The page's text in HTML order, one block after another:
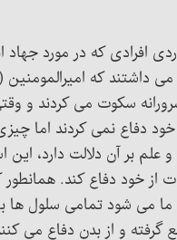
افرادی که در مورد جهاد
می داشتند که
سکوت می کردند و
خود دفاع نمی کردند اما
بر آن دلالت دارد، این
از خود دفاع کند.
می شود تمامی سلول ها
و از بدن دفاع می